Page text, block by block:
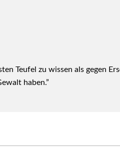
Teu­fel zu wis­sen als gegen
haben.”